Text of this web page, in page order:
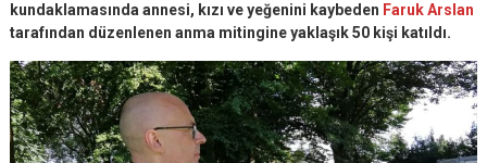
kundaklamasında annesi, kızı ve yeğenini kaybeden Faruk Arslan
tarafından düzenlenen anma mitingine yaklaşık 50 kişi katıldı.